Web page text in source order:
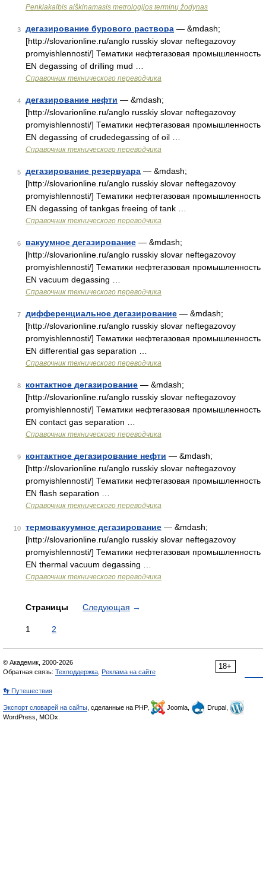
Penkiakalbis aiškinamasis metrologijos terminų žodynas
3 дегазирование бурового раствора — &mdash;
[http://slovarionline.ru/anglo russkiy slovar neftegazovoy
promyishlennosti/] Тематики нефтегазовая промышленность
EN degassing of drilling mud …
Справочник технического переводчика
4 дегазирование нефти — &mdash;
[http://slovarionline.ru/anglo russkiy slovar neftegazovoy
promyishlennosti/] Тематики нефтегазовая промышленность
EN degassing of crudedegassing of oil …
Справочник технического переводчика
5 дегазирование резервуара — &mdash;
[http://slovarionline.ru/anglo russkiy slovar neftegazovoy
promyishlennosti/] Тематики нефтегазовая промышленность
EN degassing of tankgas freeing of tank …
Справочник технического переводчика
6 вакуумное дегазирование — &mdash;
[http://slovarionline.ru/anglo russkiy slovar neftegazovoy
promyishlennosti/] Тематики нефтегазовая промышленность
EN vacuum degassing …
Справочник технического переводчика
7 дифференциальное дегазирование — &mdash;
[http://slovarionline.ru/anglo russkiy slovar neftegazovoy
promyishlennosti/] Тематики нефтегазовая промышленность
EN differential gas separation …
Справочник технического переводчика
8 контактное дегазирование — &mdash;
[http://slovarionline.ru/anglo russkiy slovar neftegazovoy
promyishlennosti/] Тематики нефтегазовая промышленность
EN contact gas separation …
Справочник технического переводчика
9 контактное дегазирование нефти — &mdash;
[http://slovarionline.ru/anglo russkiy slovar neftegazovoy
promyishlennosti/] Тематики нефтегазовая промышленность
EN flash separation …
Справочник технического переводчика
10 термовакуумное дегазирование — &mdash;
[http://slovarionline.ru/anglo russkiy slovar neftegazovoy
promyishlennosti/] Тематики нефтегазовая промышленность
EN thermal vacuum degassing …
Справочник технического переводчика
Страницы Следующая →
1 2
18+
© Академик, 2000-2026
Обратная связь: Техподдержка Реклама на сайте
👣 Путешествия
Экспорт словарей на сайты , сделанные на PHP, Joomla,
Drupal,
WordPress, MODx.